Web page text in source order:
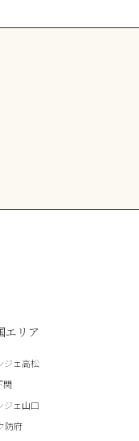
エリア
ジェ高松
関
ジェ山口
防府